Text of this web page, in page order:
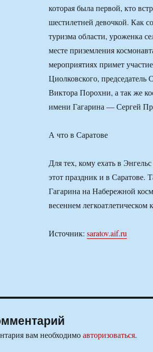
которая была первой, кто
шестилетней девочкой. Как
туризма области, уроженка
месте приземления
мероприятиях примет
Циолковского, председатель
Виктора Порохни, а так же
имени Гагарина — Сергей
А что в Саратове
Для тех, кому ехать в
этот праздник и в
Гагарина на Набережной
весеннем легкоатлетическом
Источник: saratov.aif.ru
вам необходимоавторизоваться.